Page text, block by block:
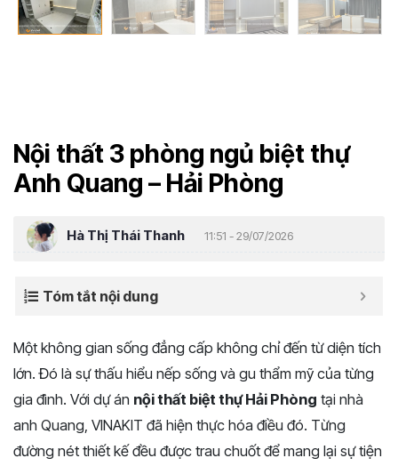
Nội thất 3 phòng ngủ biệt thự
Anh Quang – Hải Phòng
Hà Thị Thái Thanh 11:51 - 29/07/2026
Tóm tắt nội dung
Một không gian sống đẳng cấp không chỉ đến từ diện tích
lớn. Đó là sự thấu hiểu nếp sống và gu thẩm mỹ của từng
gia đình. Với dự án nội thất biệt thự Hải Phòng tại nhà
anh Quang, VINAKIT đã hiện thực hóa điều đó. Từng
đường nét thiết kế đều được trau chuốt để mang lại sự tiện